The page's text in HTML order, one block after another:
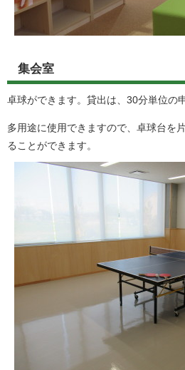
集会室
卓球ができます。貸出は、30分単位の
多用途に使用できますので、卓球台を
ることができます。